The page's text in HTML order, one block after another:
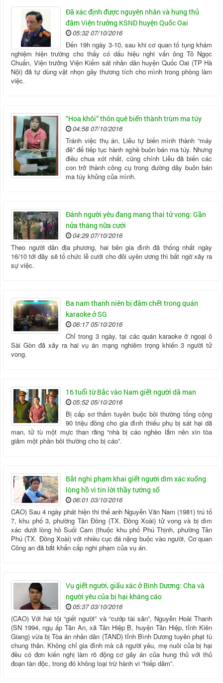
Đã xác định được nguyên nhân và hung thủ
đâm Viện trưởng KSND huyện Quốc Oai
05:32 07/10/2016
Đến 19h ngày 3-10, sau khi cơ quan tố tụng khám
nghiệm hiện trường cho thấy có dấu hiệu nghi vấn ông Tô Ngọc
Chuẩn, Viện trưởng Viện Kiểm sát nhân dân huyện Quốc Oai (TP Hà
Nội) đã tự dùng vật nhọn gây thương tích cho mình trong phòng làm
việc.
“Hoa khôi” thôn quê biến thành trùm ma túy
04:58 07/10/2016
Tránh việc thụ án, Liễu tự biến mình thành “máy
đẻ” để tiếp tục hành nghề buôn bán ma túy. Nhưng
điều chua xót nhất, cũng chính Liễu đã biến các
con trở thành công cụ trong đường dây buôn bán
ma túy khủng của mình.
Đánh người yêu đang mang thai tử vong: Gần
nửa tháng nữa cưới
04:29 07/10/2016
Theo người dân địa phương, hai bên gia đình đã thống nhất ngày
16/10 tới đây sẽ tổ chức lễ cưới cho đôi uyên ương thì bất ngờ xảy ra
sự việc.
Ba nam thanh niên bị đâm chết trong quán
karaoke ở SG
06:17 05/10/2016
Chỉ trong 3 ngày, tại các quán karaoke ở ngoại ô
Sài Gòn đã xảy ra hai vụ án mạng nghiêm trọng khiến 3 người tử
vong.
16 tuổi từ Bắc vào Nam giết người dã man
05:52 05/10/2016
Bị cấp sơ thẩm tuyên buộc bồi thường tổng cộng
90 triệu đồng cho gia đình thiếu phụ bị sát hại dã
man, tử tù một mực than rằng “nhà bị cáo nghèo lắm nên xin tòa
giảm một phần bồi thường cho bị cáo”.
Bắt nghi phạm khai giết người dìm xác xuống
lòng hồ vì tin lời thầy tướng số
06:01 03/10/2016
CAO) Sau 4 ngày phát hiện thi thể anh Nguyễn Văn Nam (1981) trú tổ
7, khu phố 3, phường Tân Đồng (TX. Đồng Xoài) tử vong và bị dìm
xác dưới lòng hồ Suối Cam (thuộc khu phố Phú Thịnh, phường Tân
Phú (TX. Đồng Xoài) với nhiều cục đá nặng buộc vào người, Cơ quan
Công an đã bắt khẩn cấp nghi phạm của vụ án.
Vụ giết người, giấu xác ở Bình Dương: Cha và
người yêu của bị hại kháng cáo
05:37 03/10/2016
(CAO) Với hai tội “giết người” và “cướp tài sản”, Nguyễn Hoài Thanh
(SN 1994, ngụ ấp Tân An, xã Tân Hiệp B, huyện Tân Hiệp, tỉnh Kiên
Giang) vừa bị Tòa án nhân dân (TAND) tỉnh Bình Dương tuyên phạt tù
chung thân. Không chỉ gia đình mà cả người yêu, mẹ nuôi của bị hại
đều có đơn kiến nghị làm rõ động cơ gây án của hung thủ với thủ
đoạn tàn độc, trong đó không loại trừ hành vi “hiếp dâm”.